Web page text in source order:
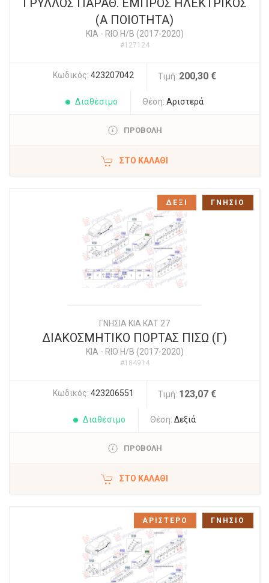
ΓΡΥΛΛΟΣ ΠΑΡΑΘ. ΕΜΠΡΟΣ ΗΛΕΚΤΡΙΚΟΣ
(Α ΠΟΙΟΤΗΤΑ)
KIA - RIO Η/Β (2017-2020)
#127124
Κωδικός: 423207042 Τιμή: 200,30 €
Διαθέσιμο Θέση: Αριστερά
ΠΡΟΒΟΛΗ
ΣΤΟ ΚΑΛΆΘΙ
ΓΝΗΣΙΑ KIA KAT 27
ΔΙΑΚΟΣΜΗΤΙΚΟ ΠΟΡΤΑΣ ΠΙΣΩ (Γ)
KIA - RIO Η/Β (2017-2020)
#184914
Κωδικός: 423206551 Τιμή: 123,07 €
Διαθέσιμο Θέση: Δεξιά
ΠΡΟΒΟΛΗ
ΣΤΟ ΚΑΛΆΘΙ
ΔΕΞΙ ΓΝΗΣΙΟ
ΑΡΙΣΤΕΡΟ ΓΝΗΣΙΟ